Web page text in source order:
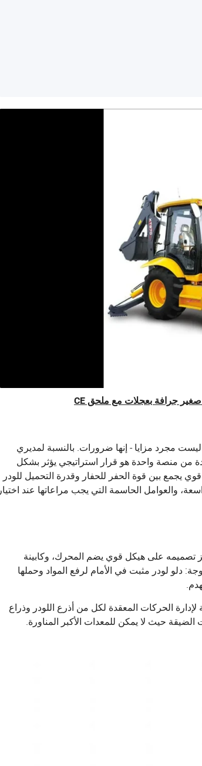
ليست مجرد مزايا - إنها ضرورات. بالنسبة لمديري
من منصة واحدة هو قرار استراتيجي يؤثر بشكل
يجمع بين قوة الحفر للحفار وقدرة التحميل للودر
والعوامل الحاسمة التي يجب مراعاتها عند اختيار
تصميمه على هيكل قوي يضم المحرك، وكابينة
دلو لودر مثبت في الأمام لرفع المواد وحملها
الحركات المعقدة لكل من أذرع اللودر وذراع
الضيقة حيث لا يمكن للمعدات الأكبر المناورة.